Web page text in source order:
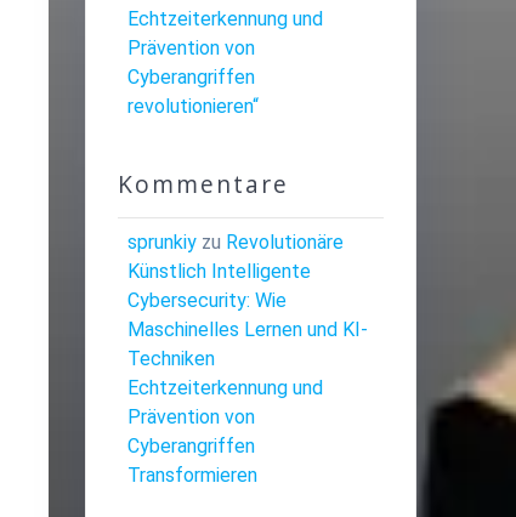
Echtzeiterkennung und
Prävention von
Cyberangriffen
revolutionieren“
Kommentare
sprunkiyzu Revolutionäre
Künstlich Intelligente
Cybersecurity: Wie
Maschinelles Lernen und KI-
Techniken
Echtzeiterkennung und
Prävention von
Cyberangriffen
Transformieren